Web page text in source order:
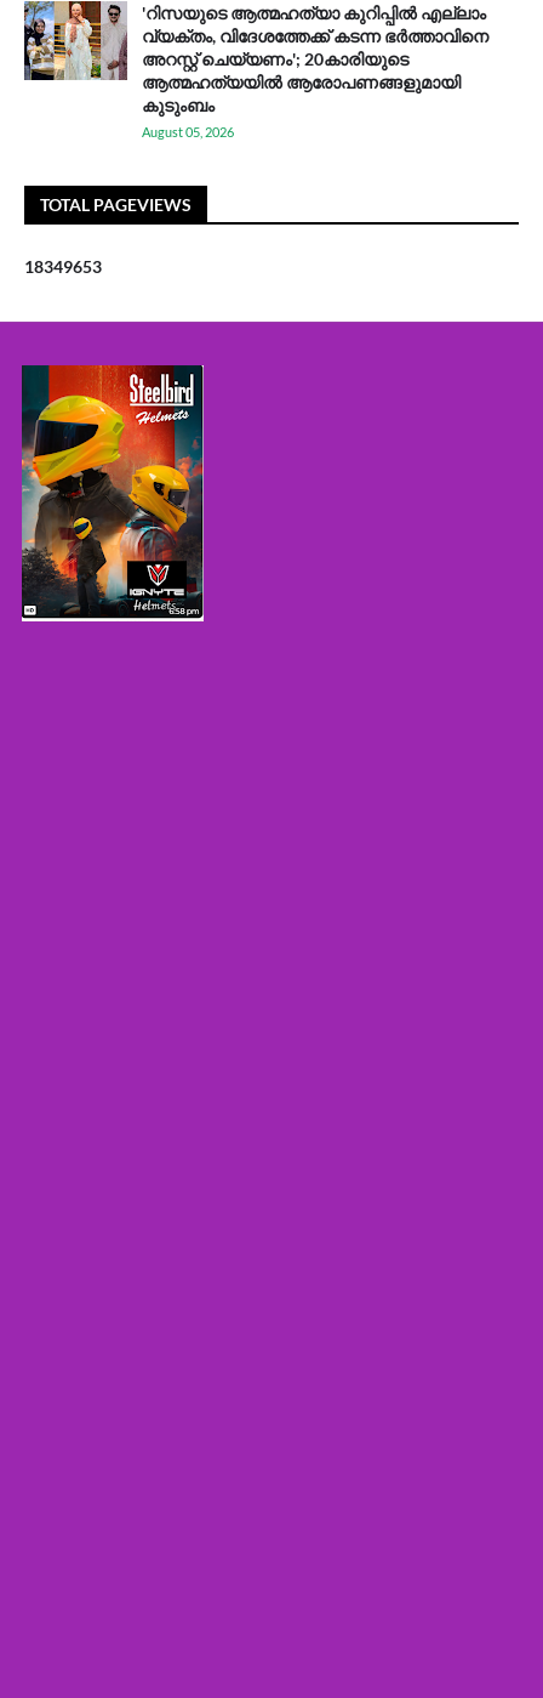
'റിസയുടെ ആത്മഹത്യാ കുറിപ്പിൽ എല്ലാം
വ്യക്തം, വിദേശത്തേക്ക് കടന്ന ഭർത്താവിനെ
അറസ്റ്റ് ചെയ്യണം'; 20കാരിയുടെ
ആത്മഹത്യയിൽ ആരോപണങ്ങളുമായി
കുടുംബം
August 05, 2026
TOTAL PAGEVIEWS
18349653